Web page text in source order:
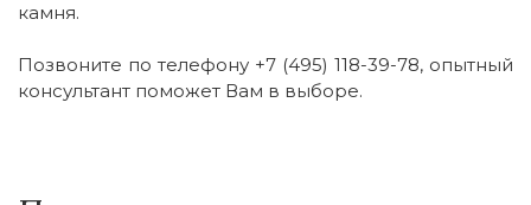
камня.
Позвоните по телефону +7 (495) 118-39-78, опытный
консультант поможет Вам в выборе.